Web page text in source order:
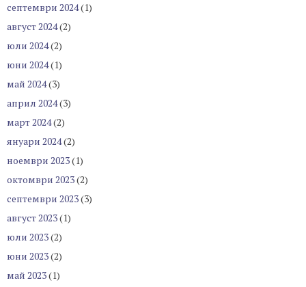
септември 2024(1)
август 2024(2)
юли 2024(2)
юни 2024(1)
май 2024(3)
април 2024(3)
март 2024(2)
януари 2024(2)
ноември 2023(1)
октомври 2023(2)
септември 2023(3)
август 2023(1)
юли 2023(2)
юни 2023(2)
май 2023(1)